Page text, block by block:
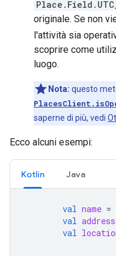
originale. Se non
l'attività sia
scoprire come
luogo.
Nota: questo
saperne di più, vedi
Ecco alcuni esempi:
Kotlin Java
val name =
val address
val